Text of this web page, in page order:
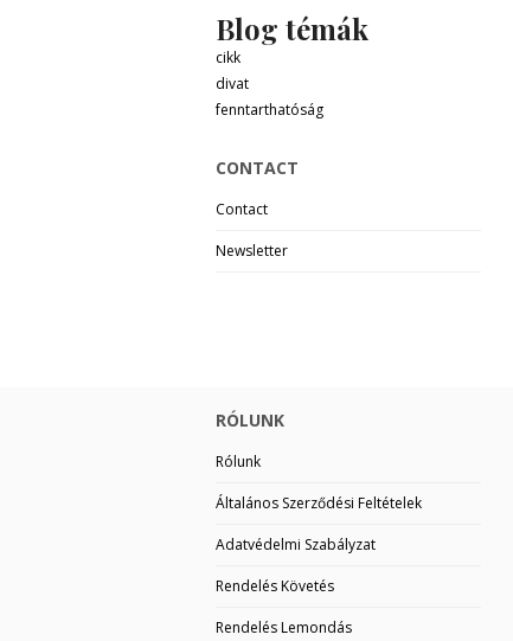
Blog témák
cikk
divat
fenntarthatóság
CONTACT
Contact
Newsletter
RÓLUNK
Rólunk
Általános Szerződési Feltételek
Adatvédelmi Szabályzat
Rendelés Követés
Rendelés Lemondás